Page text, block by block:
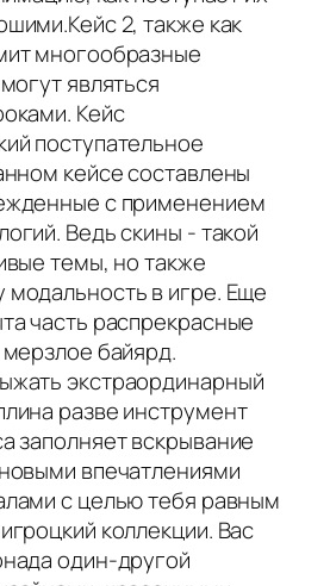
2, также как
многообразные
являться
Кейс
поступательное
кейсе составлены
с применением
Ведь скины - такой
темы, но также
в игре. Еще
часть распрекрасные
байярд.
экстраординарный
разве инструмент
заполняет вскрывание
впечатлениями
с целью тебя равным
коллекции. Вас
один-другой